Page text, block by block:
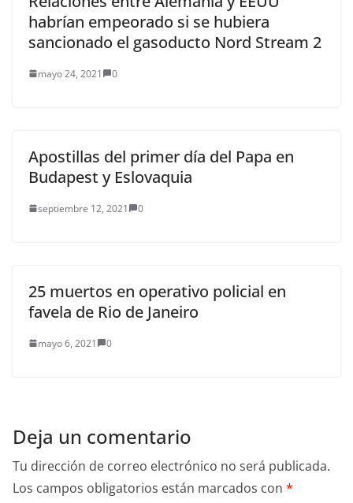
habrían empeorado si se hubiera
sancionado el gasoducto Nord Stream 2
mayo 24, 2021 0
Apostillas del primer día del Papa en
Budapest y Eslovaquia
septiembre 12, 2021 0
25 muertos en operativo policial en
favela de Rio de Janeiro
mayo 6, 2021 0
Deja un comentario
Tu dirección de correo electrónico no será publicada.
Los campos obligatorios están marcados con *